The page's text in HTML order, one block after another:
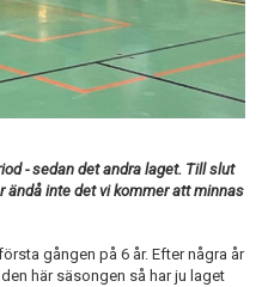
- sedan det andra laget. Till slut
ändå inte det vi kommer att minnas
gången på 6 år. Efter några år
här säsongen så har ju laget